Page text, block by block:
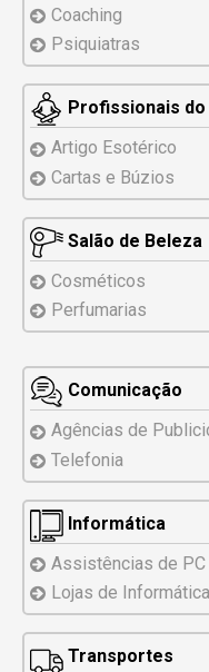
Coaching
Psiquiatras
Profissionais
Artigo Esotérico
Cartas e Búzios
Salão de Beleza
Cosméticos
Perfumarias
Comunicação
Agências de
Telefonia
Informática
Assistências de PC
Lojas de Informática
Transportes